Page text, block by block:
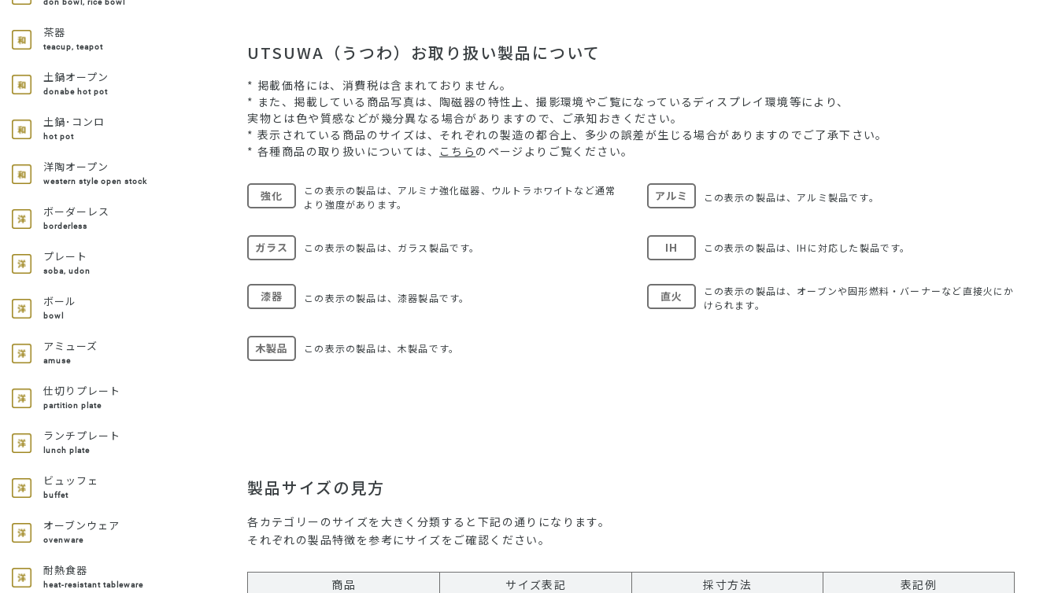
don bowl, rice bowl
茶器
teacup, teapot
土鍋オープン
donabe hot pot
土鍋･コンロ
hot pot
洋陶オープン
western style open stock
ボーダーレス
borderless
プレート
soba, udon
ボール
bowl
アミューズ
amuse
仕切りプレート
partition plate
ランチプレート
lunch plate
ビュッフェ
buffet
オーブンウェア
ovenware
耐熱食器
heat-resistant tableware
UTSUWA（うつわ）お取り扱い製品について
* 掲載価格には、消費税は含まれておりません。
* また、掲載している商品写真は、陶磁器の特性上、撮影環境やご覧になっているディスプレイ環境等により、
実物とは色や質感などが幾分異なる場合がありますので、ご承知おきください。
* 表示されている商品のサイズは、それぞれの製造の都合上、多少の誤差が生じる場合がありますのでご了承下さい。
* 各種商品の取り扱いについては、 こちら のページよりご覧ください。
強化
この表示の製品は、アルミナ強化磁器、ウルトラホワイトなど通常
より強度があります。
アルミ この表示の製品は、アルミ製品です。
ガラス この表示の製品は、ガラス製品です。 IH この表示の製品は、IHに対応した製品です。
漆器 この表示の製品は、漆器製品です。 直火
この表示の製品は、オーブンや固形燃料・バーナーなど直接火にか
けられます。
木製品 この表示の製品は、木製品です。
製品サイズの見方
各カテゴリーのサイズを大きく分類すると下記の通りになります。
それぞれの製品特徴を参考にサイズをご確認ください。
商品 サイズ表記 採寸方法 表記例